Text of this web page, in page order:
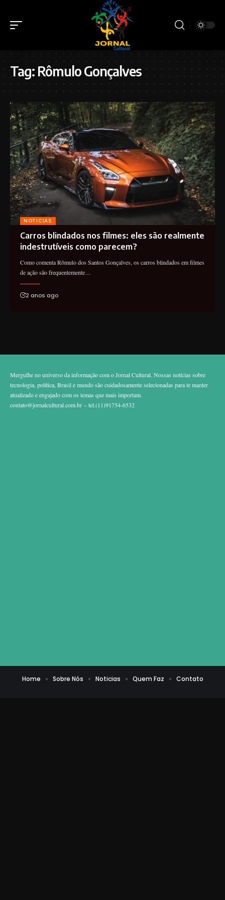
Tag: Rômulo Gonçalves
NOTICIAS
Carros blindados nos filmes: eles são realmente
indestrutíveis como parecem?
Como comenta Rômulo dos Santos Gonçalves, os carros blindados em filmes
de ação são frequentemente…
2 anos ago
Mergulhe no universo da informação com o Jornal Cultural. Nossas notícias sobre
tecnologia, política, Brasil e mundo são cuidadosamente selecionadas para te manter
atualizado e engajado com os temas que mais importam.
contato@jornalcultural.com.br – tel.(11)91754-6532
Home Sobre Nós Noticias Quem Faz Contato